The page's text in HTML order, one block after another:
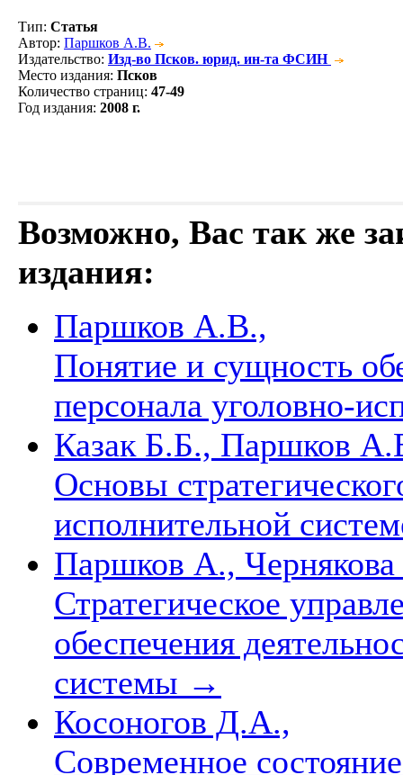
Тип: Статья
Автор: Паршков А.В.
Издательство: Изд-во Псков. юрид. ин-та ФСИН
Место издания: Псков
Количество страниц: 47-49
Год издания: 2008 г.
Возможно, Вас так же
издания:
Паршков А.В.,
Понятие и сущность
персонала уголовно-
Казак Б.Б., Паршков
Основы
исполнительной
Паршков А.,
Стратегическое
обеспечения
системы →
Косоногов Д.А.,
Современное